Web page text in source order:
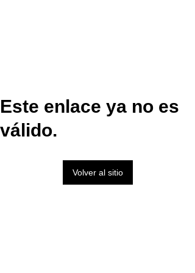
Este enlace ya no es
válido.
Volver al sitio